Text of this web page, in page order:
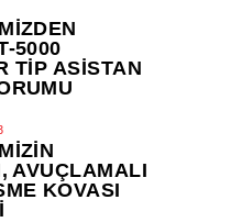
5000
TİP ASİSTAN
AVUÇLAMALI
KOVASI